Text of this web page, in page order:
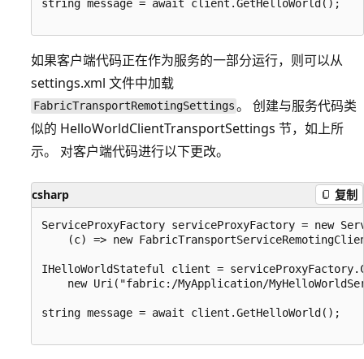
string message = await client.GetHelloWorld();
如果客户端代码正在作为服务的一部分运行，则可以从
settings.xml 文件中加载
FabricTransportRemotingSettings 。 创建与服务代码类
似的 HelloWorldClientTransportSettings 节，如上所
示。 对客户端代码进行以下更改。
csharp 复制
ServiceProxyFactory serviceProxyFactory = new
(c) => new
IHelloWorldStateful client =
new Uri("fabric:/MyApplication/
string message = await client.GetHelloWorld();